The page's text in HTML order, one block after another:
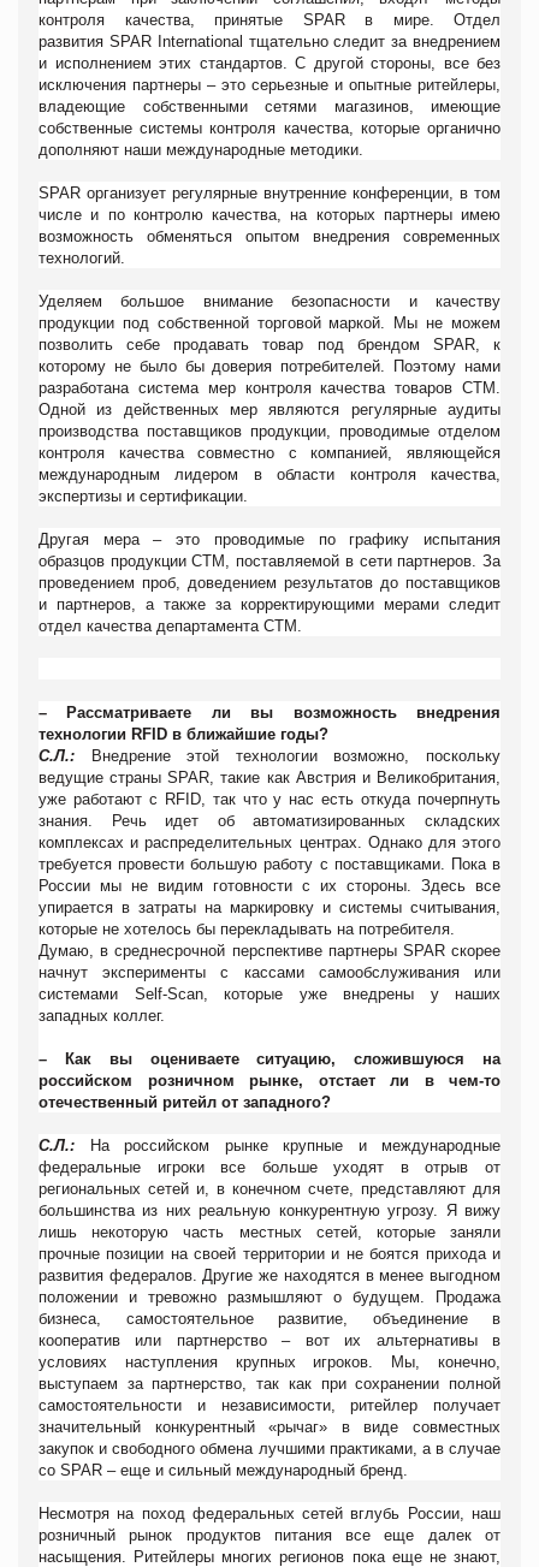
контроля качества, принятые
SPAR
в мире. Отдел
развития SPAR International тщательно следит за внедрением
и исполнением этих стандартов. С другой стороны, все без
исключения партнеры – это серьезные и опытные ритейлеры,
владеющие собственными сетями магазинов, имеющие
собственные системы контроля качества, которые органично
дополняют наши международные методики.
SPAR организует регулярные внутренние конференции, в том
числе и по контролю качества, на которых партнеры имею
возможность обменяться опытом внедрения современных
технологий.
Уделяем большое внимание безопасности и качеству
продукции под собственной торговой маркой. Мы не можем
позволить себе продавать товар под брендом SPAR, к
которому не было бы доверия потребителей. Поэтому нами
разработана система мер контроля качества товаров СТМ.
Одной из действенных мер являются регулярные аудиты
производства поставщиков продукции, проводимые отделом
контроля качества совместно с компанией, являющейся
международным лидером в области контроля качества,
экспертизы и сертификации.
Другая мера – это проводимые по графику испытания
образцов продукции СТМ, поставляемой в сети партнеров. За
проведением проб, доведением результатов до поставщиков
и партнеров, а также за корректирующими мерами следит
отдел качества департамента СТМ.
– Рассматриваете ли вы возможность внедрения
технологии RFID в ближайшие годы?
С.Л.: Внедрение этой технологии возможно, поскольку
ведущие страны SPAR, такие как Австрия и Великобритания,
уже работают с RFID, так что у нас есть откуда почерпнуть
знания. Речь идет об автоматизированных складских
комплексах и распределительных центрах. Однако для этого
требуется провести большую работу с поставщиками. Пока в
России мы не видим готовности с их стороны. Здесь все
упирается в затраты на маркировку и системы считывания,
которые не хотелось бы перекладывать на потребителя.
Думаю, в среднесрочной перспективе партнеры SPAR скорее
начнут эксперименты с кассами самообслуживания или
системами
Self-Scan, которые уже внедрены у наших
западных коллег.
– Как вы оцениваете ситуацию, сложившуюся на
российском розничном рынке, отстает ли в чем-то
отечественный ритейл от западного?
С.Л.: На российском рынке крупные и международные
федеральные игроки все больше уходят в отрыв от
региональных сетей и, в конечном счете, представляют для
большинства из них реальную конкурентную угрозу. Я вижу
лишь некоторую часть местных сетей, которые заняли
прочные позиции на своей территории и не боятся прихода и
развития федералов. Другие же находятся в менее выгодном
положении и тревожно размышляют о будущем. Продажа
бизнеса, самостоятельное развитие, объединение в
кооператив или партнерство – вот их альтернативы в
условиях наступления крупных игроков. Мы, конечно,
выступаем за партнерство, так как при сохранении полной
самостоятельности и независимости, ритейлер получает
значительный конкурентный «рычаг» в виде совместных
закупок и свободного обмена лучшими практиками, а в случае
со SPAR – еще и сильный международный бренд.
Несмотря на поход федеральных сетей вглубь России, наш
розничный рынок продуктов питания все еще далек от
насыщения. Ритейлеры многих регионов пока еще не знают,